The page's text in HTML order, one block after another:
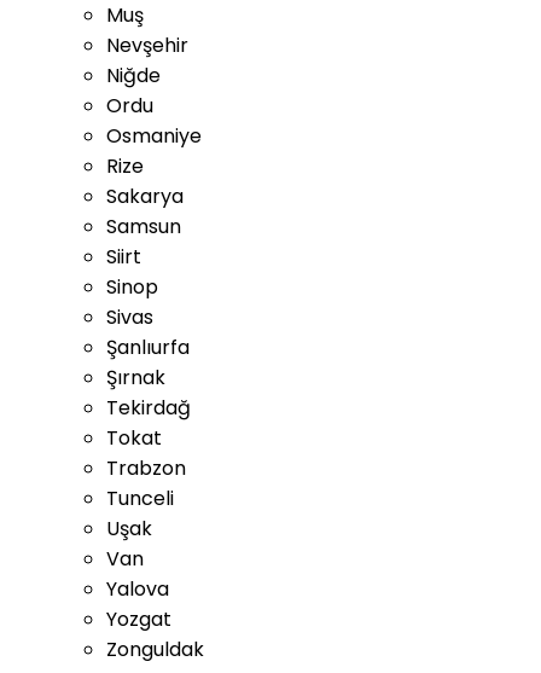
Muş
Nevşehir
Niğde
Ordu
Osmaniye
Rize
Sakarya
Samsun
Siirt
Sinop
Sivas
Şanlıurfa
Şırnak
Tekirdağ
Tokat
Trabzon
Tunceli
Uşak
Van
Yalova
Yozgat
Zonguldak